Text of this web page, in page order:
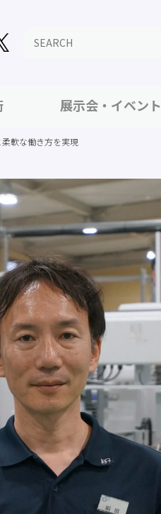
展示会・イベント
軟な働き方を実現